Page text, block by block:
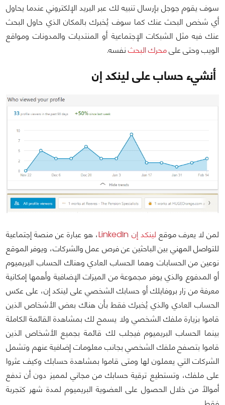
سوف يقوم جوجل بإرسال تنبيه لك عبر البريد الإلكتروني عندما يحاول
أي شخص البحث عنك كما سوف يُخبرك بالمكان الذي حاول البحث
عنك فيه مثل الشبكات الإجتماعية أو المنتديات والمدونات ومواقع
الويب وحتى علىمحرك البحث نفسه.
أنشيء حساب على لينكد إن
لمن لا يعرف موقع لينكد إن LinkedIn
، هو عبارة عن منصة إجتماعية
للتواصل المهني بين الباحثين عن فرص عمل والشركات، ويوفر الموقع
نوعين من الحسابات وهما الحساب العادي وهناك الحساب البريميوم
أو المدفوع والذي يوفر مجموعة من الميزات الإضافية وأهمها إمكانية
معرفة من زار بروفايلك أو حسابك الشخصي على لينكد إن، على عكس
الحساب العادي والذي يُخبرك فقط بأن هناك بعض الأشخاص الذين
قاموا بزيارة ملفك الشخصي ولا يسمح لك بمشاهدة القائمة الكاملة
بينما الحساب البريميوم فيجلب لك قائمة بجميع الأشخاص الذين
قاموا بتصفح ملفك الشخصي بجانب معلومات إضافية عنهم وتشمل
الشركات التي يعملون لها ومتى قاموا بمشاهدة حسابك وكيف عثروا
على ملفك، وتستطيع ترقية حسابك من مجاني لمميز دون أن تدفع
أموالاً من خلال الحصول على العضوية البريميوم لمدة شهر كتجربة